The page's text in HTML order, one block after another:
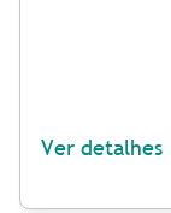
Ver detalhes